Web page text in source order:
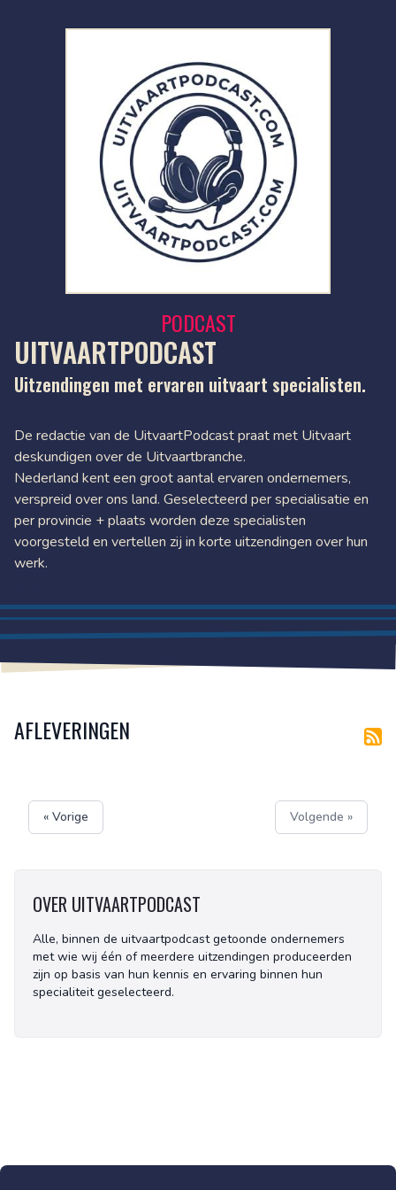
PODCAST
UITVAARTPODCAST
Uitzendingen met ervaren uitvaart specialisten.
De redactie van de UitvaartPodcast praat met Uitvaart
deskundigen over de Uitvaartbranche.
Nederland kent een groot aantal ervaren ondernemers,
verspreid over ons land. Geselecteerd per specialisatie en
per provincie + plaats worden deze specialisten
voorgesteld en vertellen zij in korte uitzendingen over hun
werk.
AFLEVERINGEN
« Vorige Volgende »
OVER UITVAARTPODCAST
Alle, binnen de uitvaartpodcast getoonde ondernemers
met wie wij één of meerdere uitzendingen produceerden
zijn op basis van hun kennis en ervaring binnen hun
specialiteit geselecteerd.